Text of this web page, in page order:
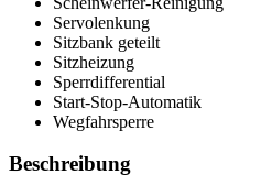
Servolenkung
Sitzbank geteilt
Sitzheizung
Sperrdifferential
Start-Stop-Automatik
Wegfahrsperre
Beschreibung